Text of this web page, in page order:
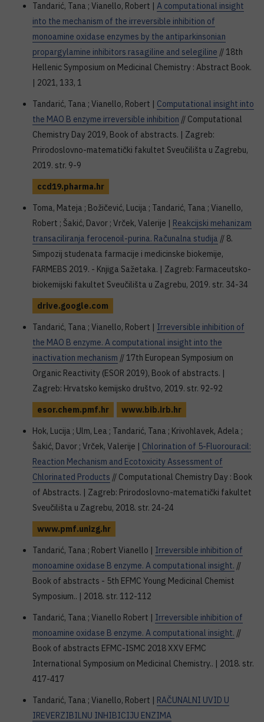
Tandarić, Tana ; Vianello, Robert | A computational insight
into the mechanism of the irreversible inhibition of
monoamine oxidase enzymes by the antiparkinsonian
propargylamine inhibitors rasagiline and selegiline // 18th
Hellenic Symposium on Medicinal Chemistry : Abstract Book.
| 2021, 133, 1
Tandarić, Tana ; Vianello, Robert | Computational insight into
the MAO B enzyme irreversible inhibition // Computational
Chemistry Day 2019, Book of abstracts. | Zagreb:
Prirodoslovno-matematički fakultet Sveučilišta u Zagrebu,
2019. str. 9-9
ccd19.pharma.hr
Toma, Mateja ; Božičević, Lucija ; Tandarić, Tana ; Vianello,
Robert ; Šakić, Davor ; Vrček, Valerije | Reakcijski mehanizam
transaciliranja ferocenoil-purina. Računalna studija // 8.
Simpozij studenata farmacije i medicinske biokemije,
FARMEBS 2019. - Knjiga Sažetaka. | Zagreb: Farmaceutsko-
biokemijski fakultet Sveučilišta u Zagrebu, 2019. str. 34-34
drive.google.com
Tandarić, Tana ; Vianello, Robert | Irreversible inhibition of
the MAO B enzyme. A computational insight into the
inactivation mechanism // 17th European Symposium on
Organic Reactivity (ESOR 2019), Book of abstracts. |
Zagreb: Hrvatsko kemijsko društvo, 2019. str. 92-92
esor.chem.pmf.hr
www.bib.irb.hr
Hok, Lucija ; Ulm, Lea ; Tandarić, Tana ; Krivohlavek, Adela ;
Šakić, Davor ; Vrček, Valerije | Chlorination of 5-Fluorouracil:
Reaction Mechanism and Ecotoxicity Assessment of
Chlorinated Products // Computational Chemistry Day : Book
of Abstracts. | Zagreb: Prirodoslovno-matematički fakultet
Sveučilišta u Zagrebu, 2018. str. 24-24
www.pmf.unizg.hr
Tandarić, Tana ; Robert Vianello | Irreversible inhibition of
monoamine oxidase B enzyme. A computational insight. //
Book of abstracts - 5th EFMC Young Medicinal Chemist
Symposium.. | 2018. str. 112-112
Tandarić, Tana ; Vianello Robert | Irreversible inhibition of
monoamine oxidase B enzyme. A computational insight. //
Book of abstracts EFMC-ISMC 2018 XXV EFMC
International Symposium on Medicinal Chemistry.. | 2018. str.
417-417
Tandarić, Tana ; Vianello, Robert | RAČUNALNI UVID U
IREVERZIBILNU INHIBICIJU ENZIMA